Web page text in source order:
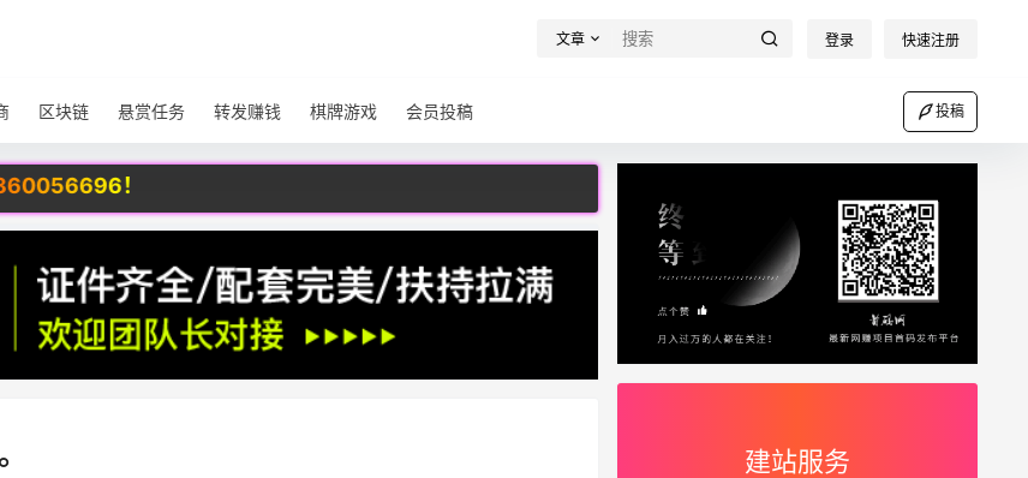
文章 登录 快速注册
区块链 悬赏任务 转发赚钱 棋牌游戏 会员投稿 投稿
建站服务